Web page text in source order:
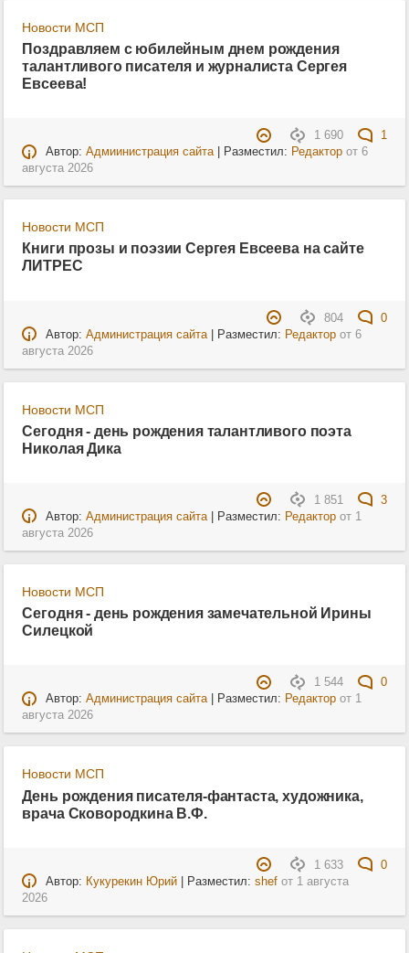
Новости МСП
Поздравляем с юбилейным днем рождения
талантливого писателя и журналиста Сергея
Евсеева!
1 690
1
Автор: Адмиинистрация сайта| Разместил: Редакторот 6
августа 2026
Новости МСП
Книги прозы и поэзии Сергея Евсеева на сайте
ЛИТРЕС
804
0
Автор: Администрация сайта| Разместил: Редакторот 6
августа 2026
Новости МСП
Сегодня - день рождения талантливого поэта
Николая Дика
1 851
3
Автор: Администрация сайта| Разместил: Редакторот 1
августа 2026
Новости МСП
Сегодня - день рождения замечательной Ирины
Силецкой
1 544
0
Автор: Администрация сайта| Разместил: Редакторот 1
августа 2026
Новости МСП
День рождения писателя-фантаста, художника,
врача Сковородкина В.Ф.
1 633
0
Автор: Кукурекин Юрий| Разместил: shefот 1 августа
2026